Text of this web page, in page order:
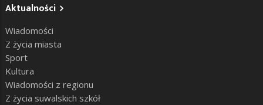
Aktualności
Wiadomości
Z życia miasta
Sport
Kultura
Wiadomości z regionu
Z życia suwalskich szkół